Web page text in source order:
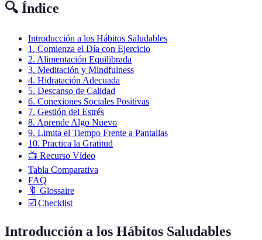
🔍 Índice
Introducción a los Hábitos Saludables
1. Comienza el Día con Ejercicio
2. Alimentación Equilibrada
3. Meditación y Mindfulness
4. Hidratación Adecuada
5. Descanso de Calidad
6. Conexiones Sociales Positivas
7. Gestión del Estrés
8. Aprende Algo Nuevo
9. Limita el Tiempo Frente a Pantallas
10. Practica la Gratitud
📺 Recurso Vídeo
Tabla Comparativa
FAQ
🔖 Glossaire
☑️ Checklist
Introducción a los Hábitos Saludables